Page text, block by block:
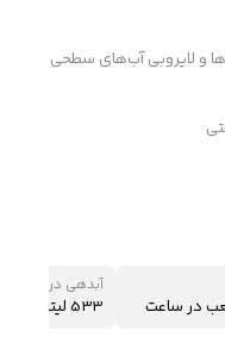
و لایروبی آب‌های سطحی
آبدهی در نقطه
533 لیتر در دقیقه